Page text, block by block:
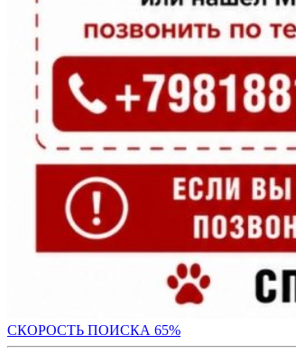
СКОРОСТЬ ПОИСКА 65%